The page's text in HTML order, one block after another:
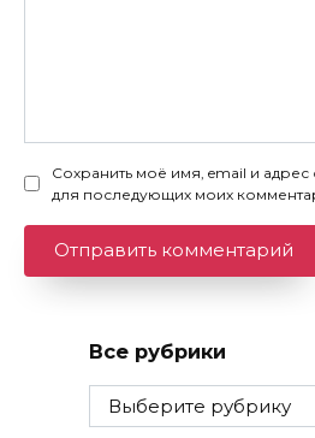
Сохранить моё имя, email и адрес
для последующих моих
Все рубрики
Все
рубрики